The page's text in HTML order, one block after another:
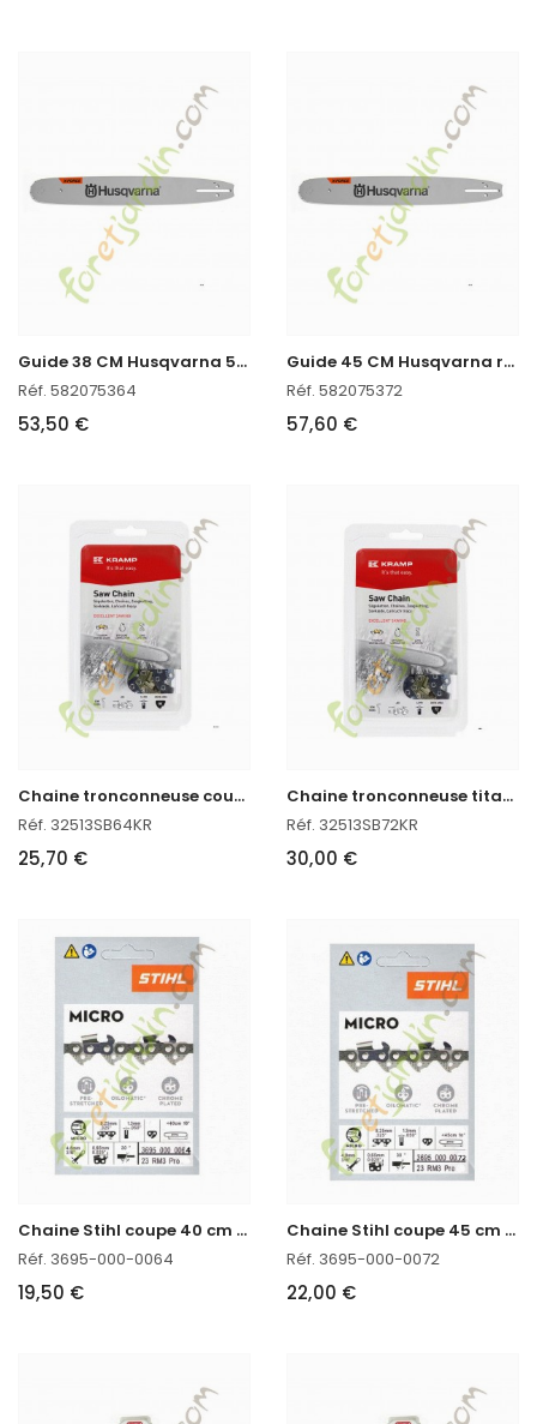
G
uide 38 CM Husqvarna 582075364 en stock
Réf. 582075364
53,50 €
G
uide 45 CM Husqvarna ref. 582075372 en stock
Réf. 582075372
57,60 €
C
haine tronconneuse coupe 38 cm titane
Réf. 32513SB64KR
25,70 €
C
haine tronconneuse titane coupe 45 cm
Réf. 32513SB72KR
30,00 €
C
haine Stihl coupe 40 cm 3695-000-0064
Réf. 3695-000-0064
19,50 €
C
haine Stihl coupe 45 cm 3695-000-0072
Réf. 3695-000-0072
22,00 €